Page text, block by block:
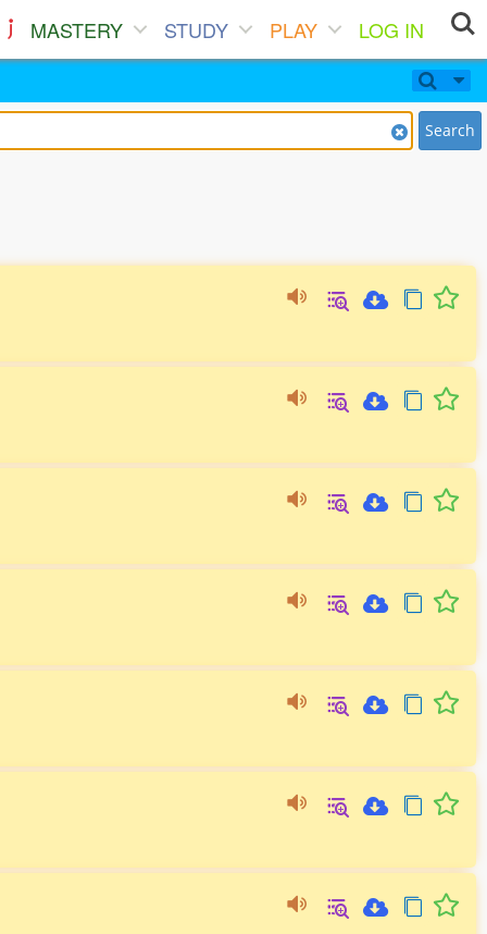
MASTERY STUDY PLAY LOG IN
Search